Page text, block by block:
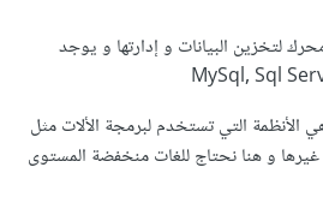
لتخزين البيانات و إدارتها و يوجد
الأنظمة التي تستخدم لبرمجة الألات مثل
غيرها و هنا نحتاج للغات منخفضة المستوى